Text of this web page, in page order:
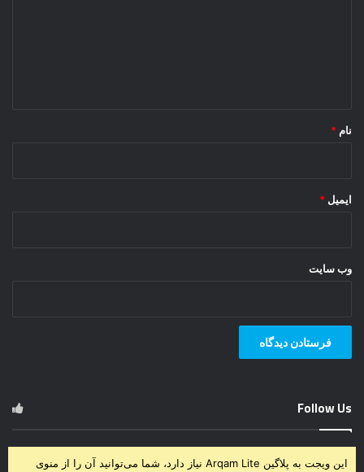
نام *
ایمیل *
وب‌ سایت
Follow Us
این ویجت به پلاگین Arqam Lite نیاز دارد، شما می‌توانید آن را از منوی